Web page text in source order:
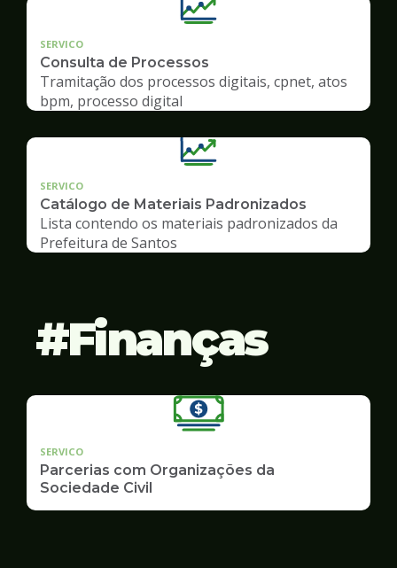
SERVICO
Consulta de Processos
Tramitação dos processos digitais, cpnet, atos
bpm, processo digital
SERVICO
Catálogo de Materiais Padronizados
Lista contendo os materiais padronizados da
Prefeitura de Santos
Finanças
SERVICO
Parcerias com Organizações da
Sociedade Civil